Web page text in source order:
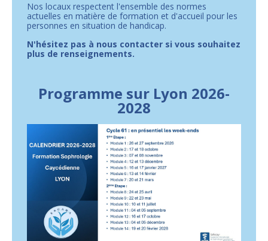
Nos locaux respectent l'ensemble des normes
actuelles en matière de formation et d'accueil pour les
personnes en situation de handicap.
N'hésitez pas à nous contacter si vous souhaitez
plus de renseignements.
Programme sur Lyon 2026-
2028